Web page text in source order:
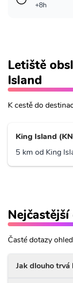
+8h
Letiště
Island
K cestě do
King Island
5 km od King
Časté dotazy
Jak dlouho